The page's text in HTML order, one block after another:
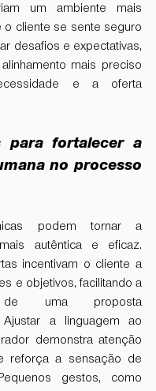
um ambiente mais
o cliente se sente seguro
desafios e expectativas,
mais preciso
e a oferta
para fortalecer a
no processo
podem tornar a
autêntica e eficaz.
incentivam o cliente a
e objetivos, facilitando a
de uma proposta
Ajustar a linguagem ao
demonstra atenção
reforça a sensação de
gestos, como